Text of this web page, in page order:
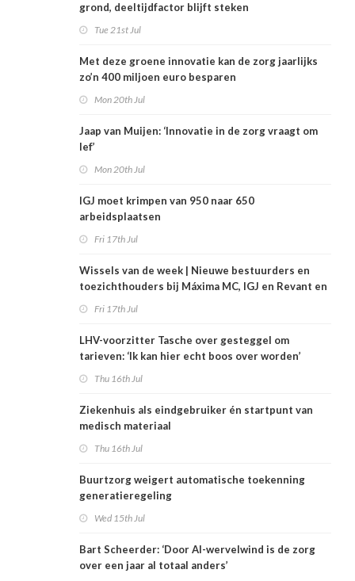
grond, deeltijdfactor blijft steken
Tue 21st Jul
Met deze groene innovatie kan de zorg jaarlijks
zo’n 400 miljoen euro besparen
Mon 20th Jul
Jaap van Muijen: ‘Innovatie in de zorg vraagt om
lef’
Mon 20th Jul
IGJ moet krimpen van 950 naar 650
arbeidsplaatsen
Fri 17th Jul
Wissels van de week | Nieuwe bestuurders en
toezichthouders bij Máxima MC, IGJ en Revant en
Fri 17th Jul
LHV-voorzitter Tasche over gesteggel om
tarieven: ‘Ik kan hier echt boos over worden’
Thu 16th Jul
Ziekenhuis als eindgebruiker én startpunt van
medisch materiaal
Thu 16th Jul
Buurtzorg weigert automatische toekenning
generatieregeling
Wed 15th Jul
Bart Scheerder: ‘Door AI-wervelwind is de zorg
over een jaar al totaal anders’